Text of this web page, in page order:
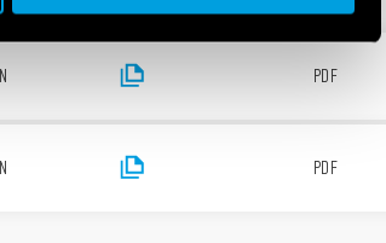
PDF
PDF